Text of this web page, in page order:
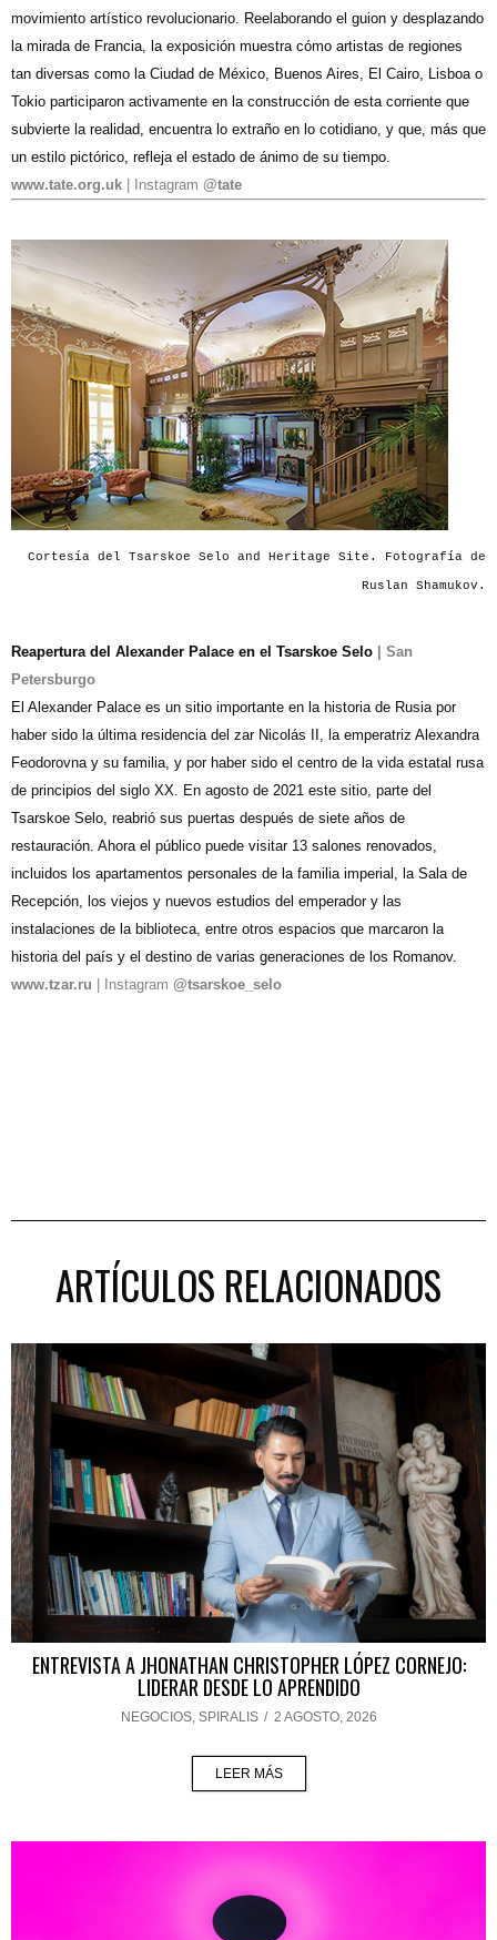
movimiento artístico revolucionario. Reelaborando el guion y desplazando
la mirada de Francia, la exposición muestra cómo artistas de regiones
tan diversas como la Ciudad de México, Buenos Aires, El Cairo, Lisboa o
Tokio participaron activamente en la construcción de esta corriente que
subvierte la realidad, encuentra lo extraño en lo cotidiano, y que, más que
un estilo pictórico, refleja el estado de ánimo de su tiempo
www.tate.org.uk | Instagram @tate
Cortesía del Tsarskoe Selo and Heritage Site. Fotografía de
Ruslan Shamukov.
Reapertura del Alexander Palace en el Tsarskoe Selo | San
Petersburgo
El Alexander Palace es un sitio importante en la historia de Rusia por
haber sido la última residencia del zar Nicolás II, la emperatriz Alexandra
Feodorovna y su familia, y por haber sido el centro de la vida estatal rusa
de principios del siglo XX. En agosto de 2021 este sitio, parte del
Tsarskoe Selo, reabrió sus puertas después de siete años de
restauración. Ahora el público puede visitar 13 salones renovados,
incluidos los apartamentos personales de la familia imperial, la Sala de
Recepción, los viejos y nuevos estudios del emperador y las
instalaciones de la biblioteca, entre otros espacios que marcaron la
historia del país y el destino de varias generaciones de los Romanov.
www.tzar.ru | Instagram @tsarskoe_selo
ARTÍCULOS RELACIONADOS
ENTREVISTA A JHONATHAN CHRISTOPHER LÓPEZ CORNEJO:
LIDERAR DESDE LO APRENDIDO
NEGOCIOS, SPIRALIS / 2 AGOSTO, 2026
LEER MÁS